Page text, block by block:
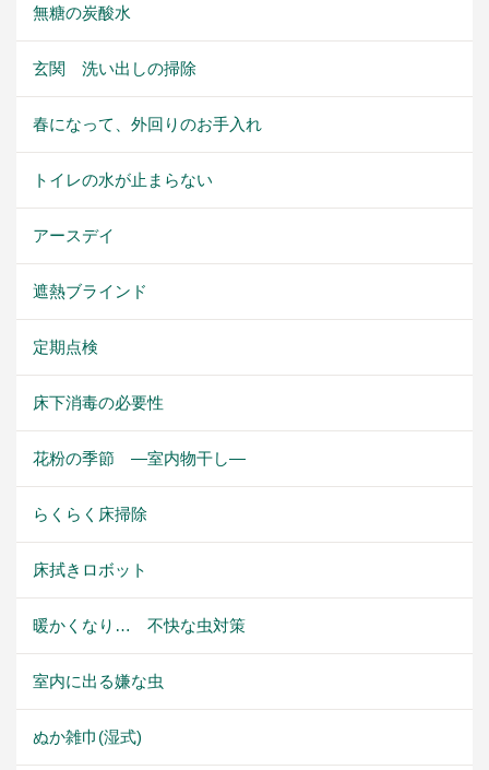
無糖の炭酸水
玄関 洗い出しの掃除
春になって、外回りのお手入れ
トイレの水が止まらない
アースデイ
遮熱ブラインド
定期点検
床下消毒の必要性
花粉の季節 ―室内物干し―
らくらく床掃除
床拭きロボット
暖かくなり… 不快な虫対策
室内に出る嫌な虫
ぬか雑巾(湿式)